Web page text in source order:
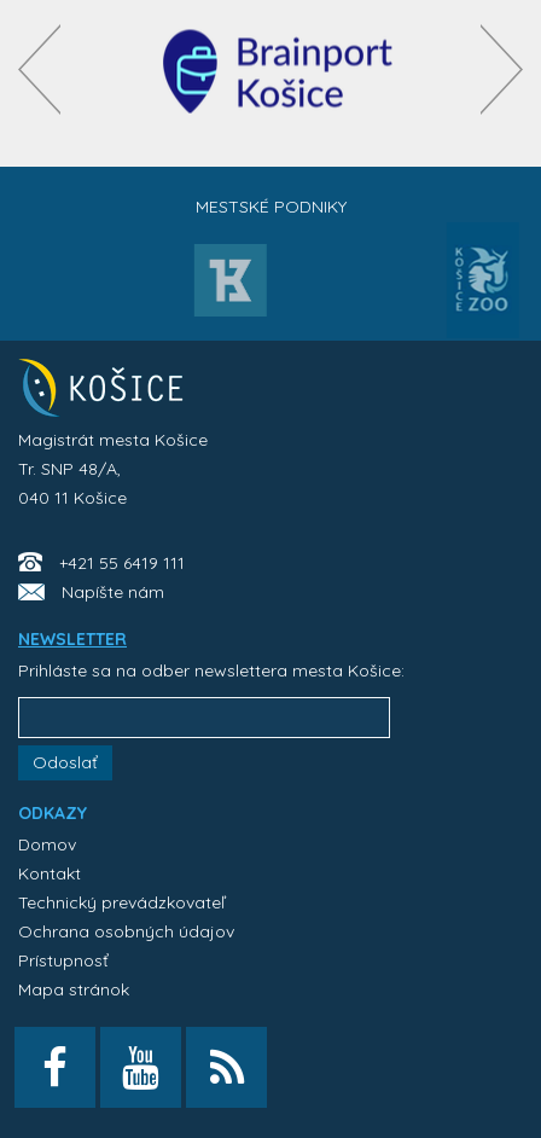
MESTSKÉ PODNIKY
Magistrát mesta Košice
Tr. SNP 48/A,
040 11 Košice
+421 55 6419 111
Napíšte nám
NEWSLETTER
Prihláste sa na odber newslettera mesta Košice:
Odoslať
ODKAZY
Domov
Kontakt
Technický prevádzkovateľ
Ochrana osobných údajov
Prístupnosť
Mapa stránok